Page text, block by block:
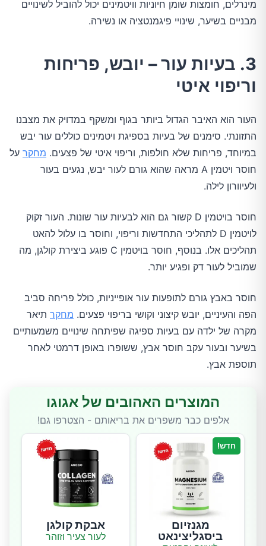
מינרלים, חומצות שומן חיוניות וויטמינים יכול להוביל לשינויים
מבניים בשיער, שינויי פיגמנטציה או נשירה.
3. בעיות עור – יובש, פריחות
וריפוי איטי
העור הוא האיבר הגדול ביותר בגוף ומשקף במדויק את מצבנו
התזונתי. סימנים של בעיות בספיגת ויטמינים כוללים עור יבש
במיוחד, פריחות שלא חולפות, וריפוי איטי של פצעים. מחקר על
חוסר ויטמין A מראה שהוא גורם לעור יבש, נגעים בעור
ולעיוורון לילה.
חוסר בויטמין D קשור גם הוא לבעיות עור שונות. העור זקוק
לויטמין D לתהליכי התחדשות וריפוי, וחוסר בו עלול להאט
תהליכים אלו. בנוסף, חוסר בויטמין C פוגע ביצירת קולגן, מה
שמוביל לעור דק ופגיע יותר.
חוסר באבץ גורם לתופעות עור אופייניות, כולל פריחה סביב
הפה והעיניים, יובש קיצוני וקושי בריפוי פצעים. מחקר תיאר
מקרה של ילדה עם בעיות ספיגה שפיתחה שינויים משמעותיים
בשיער ובעור עקב חוסר אבץ, ששופרו באופן דרמטי לאחר
תוספת אבץ.
המוצרים האהובים של אגוגו
אלפים כבר משפרים את בריאותם - הצטרפו גם!
חדש!
מגנזיום
ביסגליצינאט
אבקת קולגן
לעור צעיר וזוהר